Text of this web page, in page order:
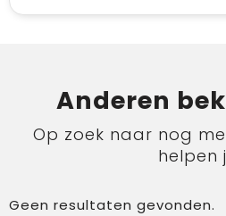
Anderen
Op zoek naar nog
helpen
Geen resultaten gevonden.